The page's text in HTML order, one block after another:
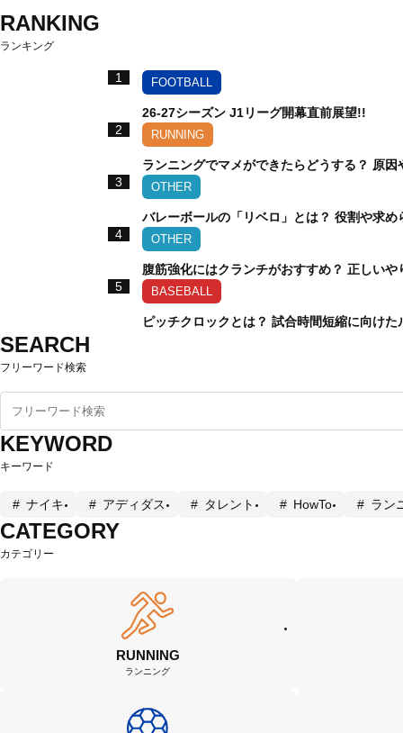
RANKING
ランキング
1 FOOTBALL
26-27シーズン J1リーグ開幕直前展望!!
2
RUNNING
ランニングでマメができたらどうする？ 原
3
OTHER
バレーボールの「リベロ」とは？ 役割や求め
4
OTHER
腹筋強化にはクランチがおすすめ？ 正しいや
5
BASEBALL
ピッチクロックとは？ 試合時間短縮に向けた
SEARCH
フリーワード検索
KEYWORD
キーワード
ナイキ アディダス タレント HowTo ラン
CATEGORY
カテゴリー
RUNNING
ランニング